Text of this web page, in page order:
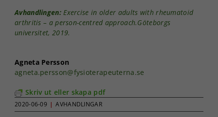
Avhandlingen:Exercise in older adults with rheumatoid
arthritis – a person-centred approach.Göteborgs
universitet, 2019.
Agneta Persson
agneta.persson@fysioterapeuterna.se
Skriv ut eller skapa pdf
2020-06-09 | AVHANDLINGAR